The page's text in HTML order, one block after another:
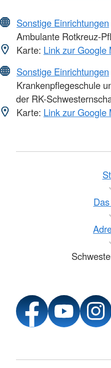
Sonstige Einrichtungen
Ambulante Rotkreuz-
Karte: Link zur Google
Sonstige Einrichtungen
Krankenpflegeschule
der RK-
Karte: Link zur Google